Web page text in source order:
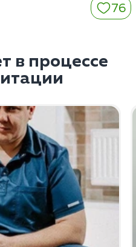
76
в процессе